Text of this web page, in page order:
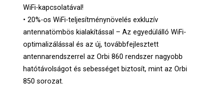
WiFi-kapcsolatával!
• 20%-os WiFi-teljesítménynövelés exkluzív
antennatömbös kialakítással – Az egyedülálló WiFi-
optimalizálással és az új, továbbfejlesztett
antennarendszerrel az Orbi 860 rendszer nagyobb
hatótávolságot és sebességet biztosít, mint az Orbi
850 sorozat.